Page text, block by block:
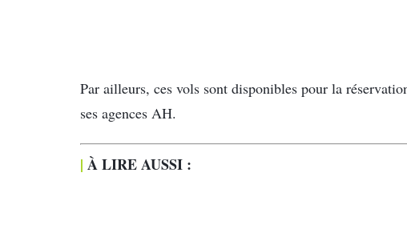
Par ailleurs, ces vols sont disponibles pour la
ses agences AH.
| À LIRE AUSSI :